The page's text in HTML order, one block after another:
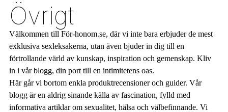
Övrigt
Välkommen till För-honom.se, där vi inte bara erbjuder de mest
exklusiva sexleksakerna, utan även bjuder in dig till en
förtrollande värld av kunskap, inspiration och gemenskap. Kliv
in i vår blogg, din port till en intimitetens oas.
Här går vi bortom enkla produktrecensioner och guider. Vår
blogg är en aldrig sinande källa av fascination, fylld med
informativa artiklar om sexualitet, hälsa och välbefinnande. Vi